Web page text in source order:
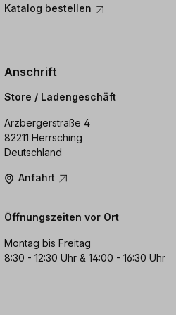
Katalog bestellen
Anschrift
Store / Ladengeschäft
Arzbergerstraße 4
82211 Herrsching
Deutschland
Anfahrt
Öffnungszeiten vor Ort
Montag bis Freitag
8:30 - 12:30 Uhr & 14:00 - 16:30 Uhr